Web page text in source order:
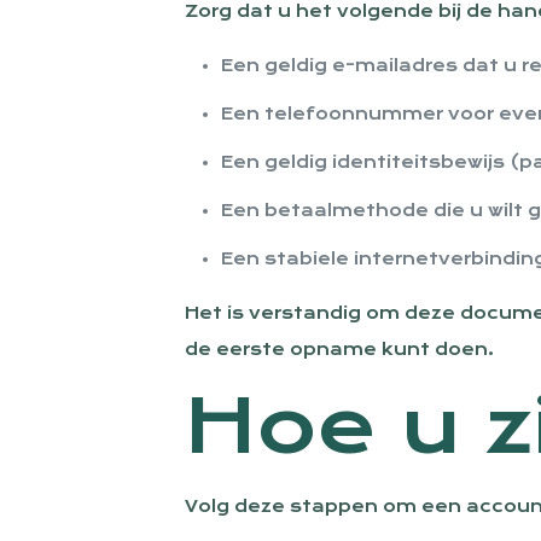
Zorg dat u het volgende bij de
Een geldig e-mailadres dat u
Een telefoonnummer voor
Een geldig identiteitsbewijs
Een betaalmethode die u wilt
Een stabiele
Het is verstandig om deze
de eerste opname kunt doen.
Hoe u
Volg deze stappen om een